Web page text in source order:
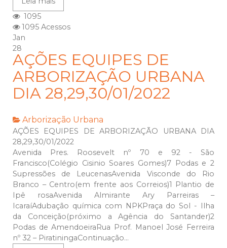
1095
1095 Acessos
Jan
28
AÇÕES EQUIPES DE
ARBORIZAÇÃO URBANA
DIA 28,29,30/01/2022
Arborização Urbana
AÇÕES EQUIPES DE ARBORIZAÇÃO URBANA DIA
28,29,30/01/2022
Avenida Pres. Roosevelt nº 70 e 92 - São
Francisco(Colégio Cisinio Soares Gomes)7 Podas e 2
Supressões de LeucenasAvenida Visconde do Rio
Branco – Centro(em frente aos Correios)1 Plantio de
Ipê rosaAvenida Almirante Ary Parreiras –
IcaraíAdubação química com NPKPraça do Sol - Ilha
da Conceição(próximo a Agência do Santander)2
Podas de AmendoeiraRua Prof. Manoel José Ferreira
nº 32 – PiratiningaContinuação...